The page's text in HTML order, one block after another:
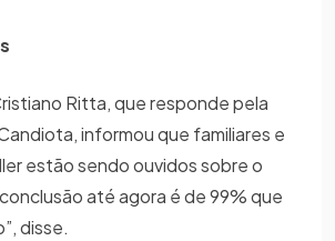
Ritta, que responde pela
informou que familiares e
estão sendo ouvidos sobre o
até agora é de 99% que
disse.